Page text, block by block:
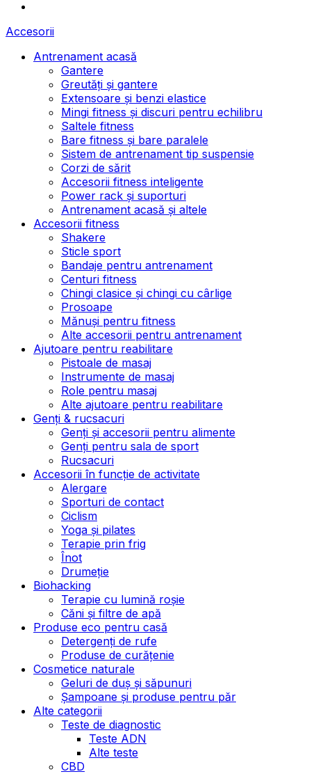
Accesorii
Antrenament acasă
Gantere
Greutăți și gantere
Extensoare și benzi elastice
Mingi fitness și discuri pentru echilibru
Saltele fitness
Bare fitness și bare paralele
Sistem de antrenament tip suspensie
Corzi de sărit
Accesorii fitness inteligente
Power rack și suporturi
Antrenament acasă și altele
Accesorii fitness
Shakere
Sticle sport
Bandaje pentru antrenament
Centuri fitness
Chingi clasice și chingi cu cârlige
Prosoape
Mănuși pentru fitness
Alte accesorii pentru antrenament
Ajutoare pentru reabilitare
Pistoale de masaj
Instrumente de masaj
Role pentru masaj
Alte ajutoare pentru reabilitare
Genți & rucsacuri
Genți și accesorii pentru alimente
Genți pentru sala de sport
Rucsacuri
Accesorii în funcție de activitate
Alergare
Sporturi de contact
Ciclism
Yoga și pilates
Terapie prin frig
Înot
Drumeție
Biohacking
Terapie cu lumină roșie
Căni și filtre de apă
Produse eco pentru casă
Detergenți de rufe
Produse de curățenie
Cosmetice naturale
Geluri de duș și săpunuri
Șampoane și produse pentru păr
Alte categorii
Teste de diagnostic
Teste ADN
Alte teste
CBD